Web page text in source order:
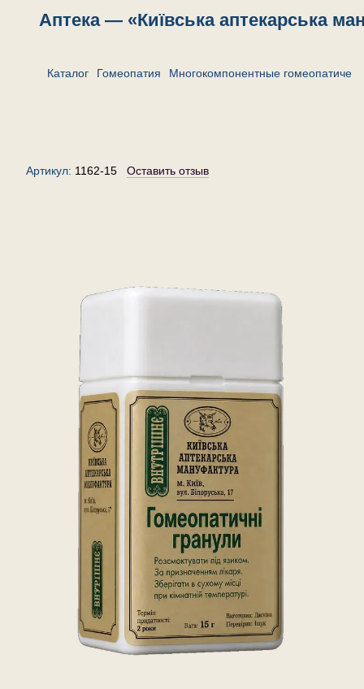
Аптека — «Київська аптекарська
Каталог Гомеопатия Многокомпонентные
Артикул: 1162-15 Оставить отзыв